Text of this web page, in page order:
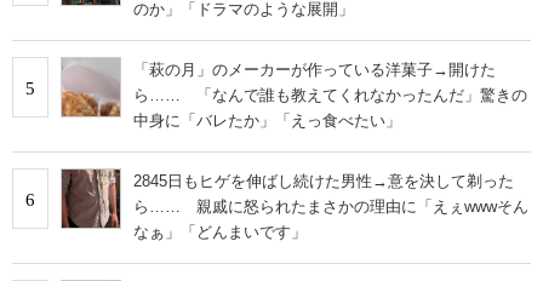
のか」「ドラマのような展開」
5
「萩の月」のメーカーが作っている洋菓子→開けた
ら…… 「なんで誰も教えてくれなかったんだ」驚きの
中身に「バレたか」「えっ食べたい」
6
2845日もヒゲを伸ばし続けた男性→意を決して剃った
ら…… 親戚に怒られたまさかの理由に「えぇwwwそん
なぁ」「どんまいです」